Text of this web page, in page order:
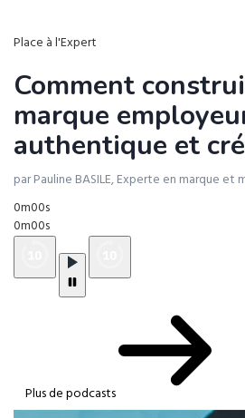
Place à l'Expert
Comment
marque
authentique et
par Pauline BASILE, Experte en marque et
0m00s
0m00s
Plus de podcasts